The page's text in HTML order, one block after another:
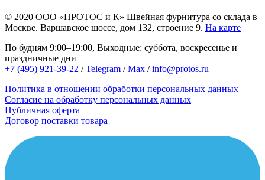
© 2020 ООО «ПРОТОС и К» Швейная фурнитура со склада в
Москве. Варшавское шоссе, дом 132, строение 9. На карте
По будням 9:00–19:00, Выходные: суббота, воскресенье и
праздничные дни
+7 (495) 921-39-22 /Telegram /Max /info@protos.ru
Политика в отношении обработки персональных данных
Согласие на обработку персональных данных
Публичная оферта
Договор поставки товара